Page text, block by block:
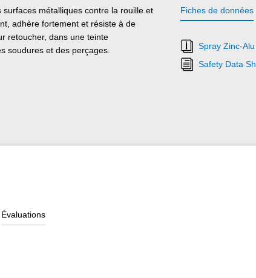
métalliques contre la rouille et
adhère fortement et résiste à de
retoucher, dans une teinte
soudures et des perçages.
Fiches de données
Spray Zinc-
Safety Data
Évaluations